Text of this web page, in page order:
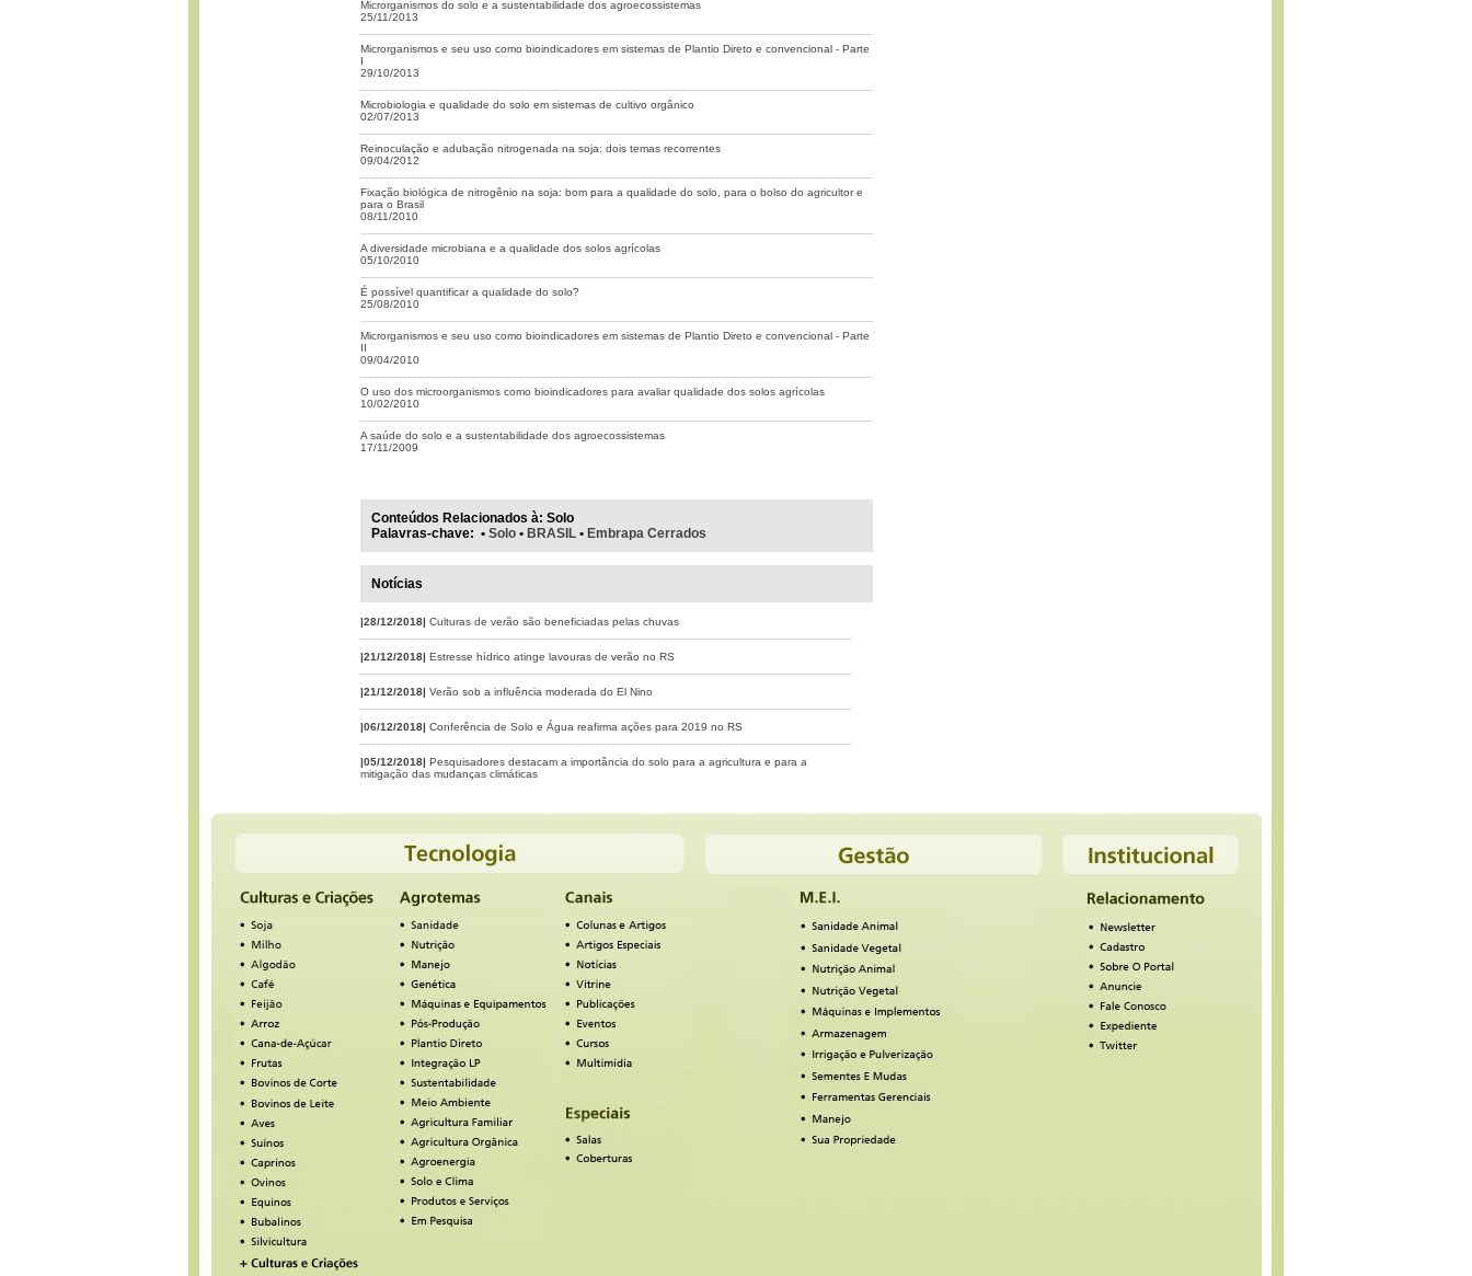
Microrganismos do solo e a sustentabilidade dos agroecossistemas
25/11/2013
Microrganismos e seu uso como bioindicadores em sistemas de Plantio Direto e convencional - Parte
I
29/10/2013
Microbiologia e qualidade do solo em sistemas de cultivo orgânico
02/07/2013
Reinoculação e adubação nitrogenada na soja: dois temas recorrentes
09/04/2012
Fixação biológica de nitrogênio na soja: bom para a qualidade do solo, para o bolso do agricultor e
para o Brasil
08/11/2010
A diversidade microbiana e a qualidade dos solos agrícolas
05/10/2010
É possível quantificar a qualidade do solo?
25/08/2010
Microrganismos e seu uso como bioindicadores em sistemas de Plantio Direto e convencional - Parte
II
09/04/2010
O uso dos microorganismos como bioindicadores para avaliar qualidade dos solos agrícolas
10/02/2010
A saúde do solo e a sustentabilidade dos agroecossistemas
17/11/2009
Conteúdos Relacionados à: Solo
Palavras-chave: • Solo • BRASIL • Embrapa Cerrados
Notícias
|28/12/2018| Culturas de verão são beneficiadas pelas chuvas
|21/12/2018| Estresse hídrico atinge lavouras de verão no RS
|21/12/2018| Verão sob a influência moderada do El Nino
|06/12/2018| Conferência de Solo e Água reafirma ações para 2019 no RS
|05/12/2018| Pesquisadores destacam a importância do solo para a agricultura e para a
mitigação das mudanças climáticas